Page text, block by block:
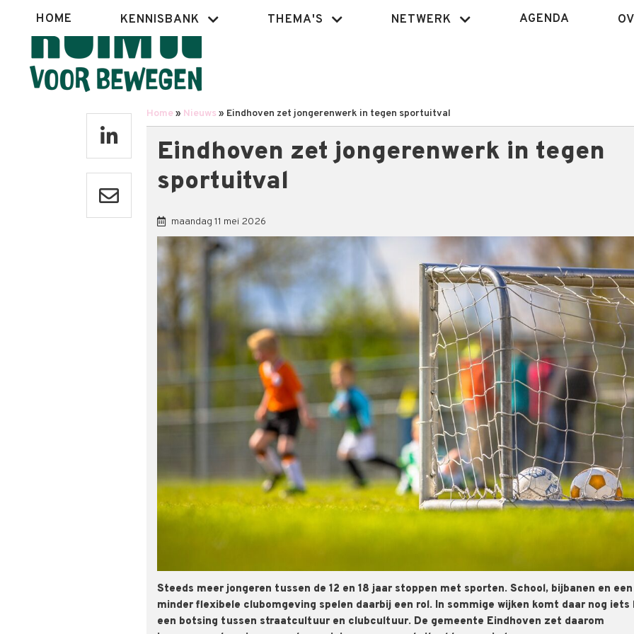
inhoud
Hoofdnavigatie
HOME KENNISBANK THEMA'S NETWERK AGENDA
Home Nieuws Eindhoven zet jongerenwerk in tegen sportuitval
Eindhoven zet jongerenwerk in tegen
sportuitval
maandag 11 mei 2026
Steeds meer jongeren tussen de 12 en 18 jaar stoppen met sporten. School, bijbanen en een
minder flexibele clubomgeving spelen daarbij een rol. In sommige wijken komt daar nog iets
een botsing tussen straatcultuur en clubcultuur. De gemeente Eindhoven zet daarom